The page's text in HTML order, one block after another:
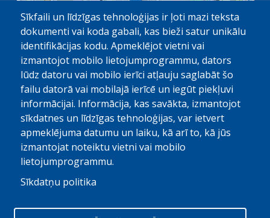
1 km OpenStreetMap contributors
Visas tiesības aizsargātas. Pārpublicēšanas gadijumā atsauce
Sīkfaili un līdzīgas tehnoloģijas ir ļoti mazi teksta
dokumenti vai koda gabali, kas bieži satur unikālu
identifikācijas kodu. Apmeklējot vietni vai
izmantojot mobilo lietojumprogrammu, dators
lūdz datoru vai mobilo ierīci atļauju saglabāt šo
failu datorā vai mobilajā ierīcē un iegūt piekļuvi
informācijai. Informācija, kas savākta, izmantojot
sīkdatnes un līdzīgas tehnoloģijas, var ietvert
apmeklējuma datumu un laiku, kā arī to, kā jūs
izmantojat noteiktu vietni vai mobilo
lietojumprogrammu.
Sīkdatņu politika